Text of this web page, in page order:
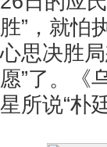
胜”，就怕
心思决胜
愿”了。《
星所说“朴